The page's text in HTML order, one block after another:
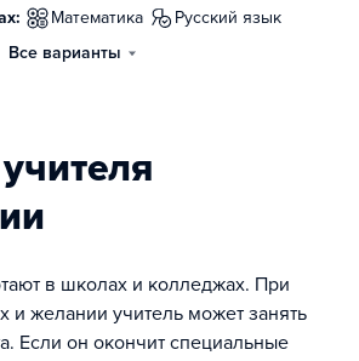
математика
русский язык
Все варианты
в школах и колледжах. При
и желании учитель может занять
Если он окончит специальные